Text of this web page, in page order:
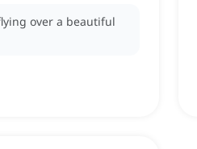
over a beautiful